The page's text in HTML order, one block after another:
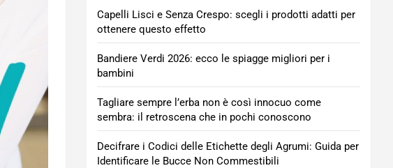
Capelli Lisci e Senza Crespo: scegli i prodotti adatti per
ottenere questo effetto
Bandiere Verdi 2026: ecco le spiagge migliori per i
bambini
Tagliare sempre l’erba non è così innocuo come
sembra: il retroscena che in pochi conoscono
Decifrare i Codici delle Etichette degli Agrumi: Guida per
Identificare le Bucce Non Commestibili